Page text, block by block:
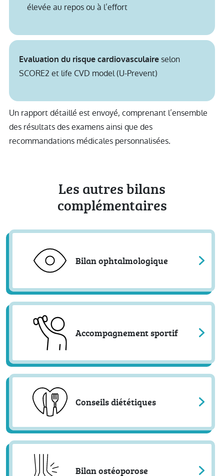
élevée au repos ou à l’effort
Evaluation du risque cardiovasculaireselon
SCORE2 et life CVD model (U-Prevent)
Un rapport détaillé est envoyé, comprenant l’ensemble
des résultats des examens ainsi que des
recommandations médicales personnalisées.
Les autres bilans
complémentaires
Bilan ophtalmologique
Accompagnement sportif
Conseils diététiques
Bilan ostéoporose